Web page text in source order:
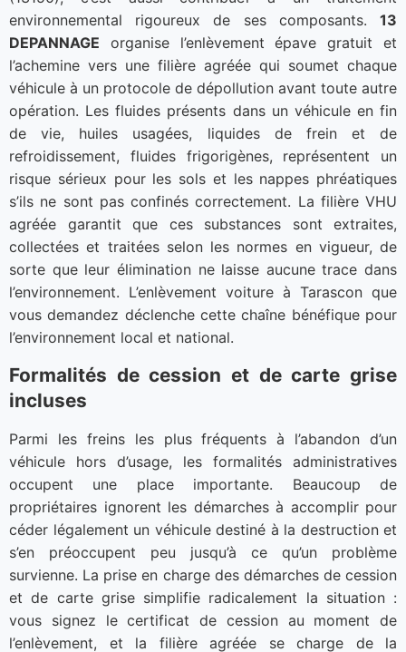
environnemental rigoureux de ses composants. 13
DEPANNAGE organise l’enlèvement épave gratuit et
l’achemine vers une filière agréée qui soumet chaque
véhicule à un protocole de dépollution avant toute autre
opération. Les fluides présents dans un véhicule en fin
de vie, huiles usagées, liquides de frein et de
refroidissement, fluides frigorigènes, représentent un
risque sérieux pour les sols et les nappes phréatiques
s’ils ne sont pas confinés correctement. La filière VHU
agréée garantit que ces substances sont extraites,
collectées et traitées selon les normes en vigueur, de
sorte que leur élimination ne laisse aucune trace dans
l’environnement. L’enlèvement voiture à Tarascon que
vous demandez déclenche cette chaîne bénéfique pour
l’environnement local et national.
Formalités de cession et de carte grise
incluses
Parmi les freins les plus fréquents à l’abandon d’un
véhicule hors d’usage, les formalités administratives
occupent une place importante. Beaucoup de
propriétaires ignorent les démarches à accomplir pour
céder légalement un véhicule destiné à la destruction et
s’en préoccupent peu jusqu’à ce qu’un problème
survienne. La prise en charge des démarches de cession
et de carte grise simplifie radicalement la situation :
vous signez le certificat de cession au moment de
l’enlèvement, et la filière agréée se charge de la